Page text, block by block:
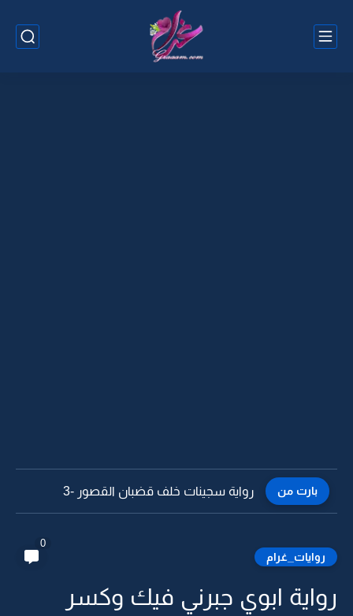
بارت من رواية سجينات خلف قضبان القصور -3
روايات_غرام
0
رواية ابوي جبرني فيك وكسر